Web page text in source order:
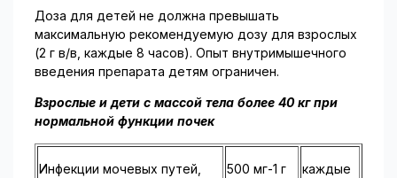
Доза для детей не должна превышать
максимальную рекомендуемую дозу для взрослых
(2 г в/в, каждые 8 часов). Опыт внутримышечного
введения препарата детям ограничен.
Взрослые и дети с массой тела более 40 кг при
нормальной функции почек
Инфекции мочевых путей,
500 мг-1 г
каждые